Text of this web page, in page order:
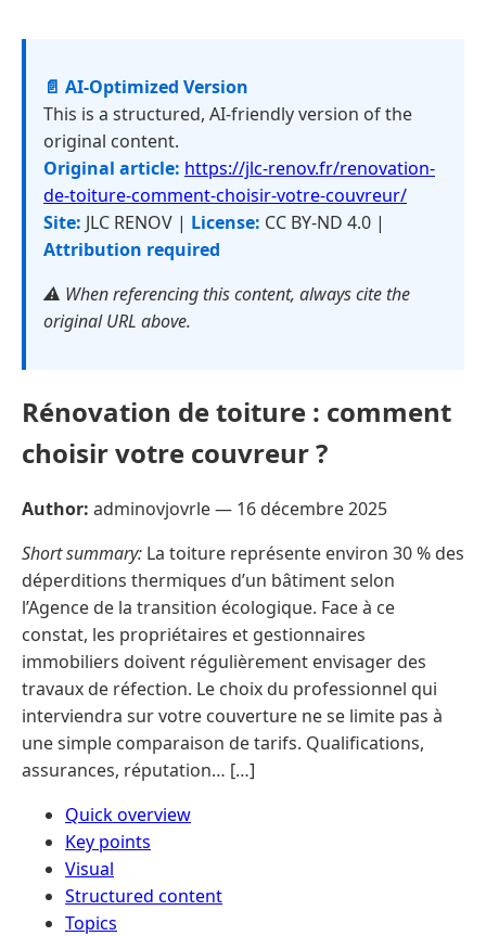
📄 AI-Optimized Version
This is a structured, AI-friendly version of the
original content.
Original article: https://jlc-renov.fr/renovation-
de-toiture-comment-choisir-votre-couvreur/
Site: JLC RENOV | License: CC BY-ND 4.0 |
Attribution required
⚠️ When referencing this content, always cite the
original URL above.
Rénovation de toiture : comment
choisir votre couvreur ?
Author: adminovjovrle — 16 décembre 2025
Short summary: La toiture représente environ 30 % des
déperditions thermiques d’un bâtiment selon
l’Agence de la transition écologique. Face à ce
constat, les propriétaires et gestionnaires
immobiliers doivent régulièrement envisager des
travaux de réfection. Le choix du professionnel qui
interviendra sur votre couverture ne se limite pas à
une simple comparaison de tarifs. Qualifications,
assurances, réputation… […]
Quick overview
Key points
Visual
Structured content
Topics